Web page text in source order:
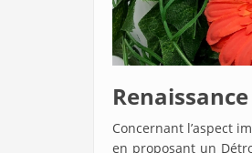
Renaissance
Concernant l’aspect
en proposant un